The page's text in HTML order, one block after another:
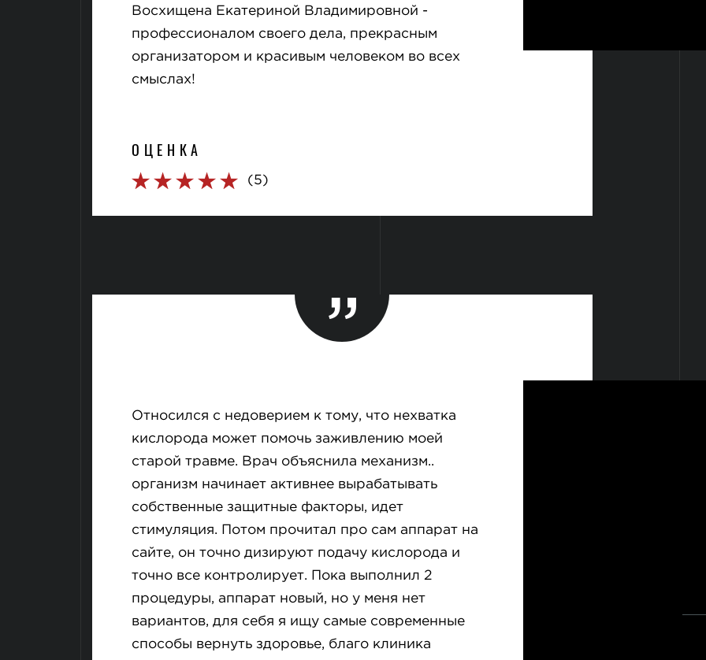
Восхищена Екатериной Владимировной -
профессионалом своего дела, прекрасным
организатором и красивым человеком во всех
смыслах!
ОЦЕНКА
(5)
Относился с недоверием к тому, что нехватка
кислорода может помочь заживлению моей
старой травме. Врач объяснила механизм..
организм начинает активнее вырабатывать
собственные защитные факторы, идет
стимуляция. Потом прочитал про сам аппарат на
сайте, он точно дизируют подачу кислорода и
точно все контролирует. Пока выполнил 2
процедуры, аппарат новый, но у меня нет
вариантов, для себя я ищу самые современные
способы вернуть здоровье, благо клиника